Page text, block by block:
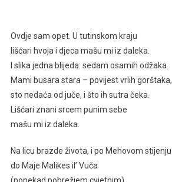
Ovdje sam opet. U tutinskom kraju
lišćari hvoja i djeca mašu mi iz daleka.
I slika jedna blijeda: sedam osamih odžaka.
Mami busara stara – povijest vrlih gorštaka,
sto nedaća od juče, i što ih sutra čeka.
Lišćari znani srcem punim sebe
mašu mi iz daleka.
Na licu brazde života, i po Mehovom stijenju
do Maje Malikes il’ Vuča
(ponekad pobrežjem cvjetnim)